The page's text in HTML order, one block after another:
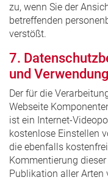
zu, wenn Sie der
betreffenden
verstößt.
7.
und
Der für die
Webseite
ist ein Internet-
kostenlose Einstellen
die ebenfalls
Kommentierung
Publikation aller Arten